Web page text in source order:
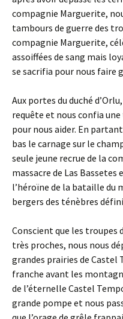
compagnie Marguerite,
tambours de guerre des
compagnie Marguerite,
assoiffées de sang mais
se sacrifia pour nous faire
Aux portes du duché
requête et nous confia
pour nous aider. En
bas le carnage sur le
seule jeune recrue de la
massacre de Las Bassetes
l’héroïne de la bataille du
bergers des ténèbres
Conscient que les troupes
très proches, nous nous
grandes prairies de
franche avant les
de l’éternelle Castel
grande pompe et nous